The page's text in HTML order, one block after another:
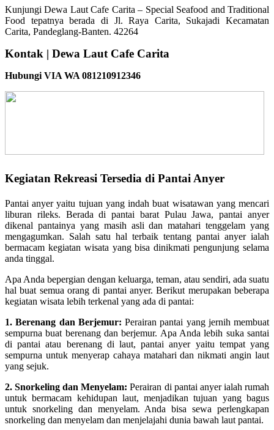
Kunjungi Dewa Laut Cafe Carita – Special Seafood and Traditional
Food tepatnya berada di Jl. Raya Carita, Sukajadi Kecamatan
Carita, Pandeglang-Banten. 42264
Kontak | Dewa Laut Cafe Carita
Hubungi VIA WA 081210912346
Kegiatan Rekreasi Tersedia di Pantai Anyer
Pantai anyer yaitu tujuan yang indah buat wisatawan yang mencari
liburan rileks. Berada di pantai barat Pulau Jawa, pantai anyer
dikenal pantainya yang masih asli dan matahari tenggelam yang
mengagumkan. Salah satu hal terbaik tentang pantai anyer ialah
bermacam kegiatan wisata yang bisa dinikmati pengunjung selama
anda tinggal.
Apa Anda bepergian dengan keluarga, teman, atau sendiri, ada suatu
hal buat semua orang di pantai anyer. Berikut merupakan beberapa
kegiatan wisata lebih terkenal yang ada di pantai:
1. Berenang dan Berjemur: Perairan pantai yang jernih membuat
sempurna buat berenang dan berjemur. Apa Anda lebih suka santai
di pantai atau berenang di laut, pantai anyer yaitu tempat yang
sempurna untuk menyerap cahaya matahari dan nikmati angin laut
yang sejuk.
2. Snorkeling dan Menyelam: Perairan di pantai anyer ialah rumah
untuk bermacam kehidupan laut, menjadikan tujuan yang bagus
untuk snorkeling dan menyelam. Anda bisa sewa perlengkapan
snorkeling dan menyelam dan menjelajahi dunia bawah laut pantai.